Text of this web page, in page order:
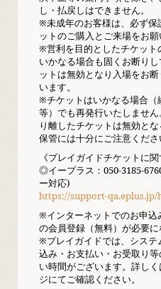
し・払戻しはできません。
※未成年のお客様は、必ず保
ットのご購入とご来場をお願
※営利を目的としたチケット
いかなる場合も固くお断り
ットは無効となり入場をお
います。
※チケットはいかなる場合（
等）でも再発行いたしませ
り離したチケットは無効と
保管には十分にご注意くださ
《プレイガイドチケットに
◎イープラス：050-3185-
ー対応)
https://support-qa.eplus.jp/
※インターネットでのお申込
の会員登録（無料）が必要に
※プレイガイドでは、システ
込み・お支払い・お受取り
い時間がございます。詳し
ジにてご確認ください。